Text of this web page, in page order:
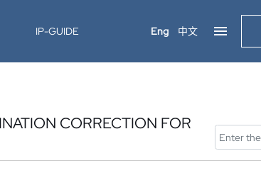
IP-GUIDE Eng 中文
CORRECTION FOR